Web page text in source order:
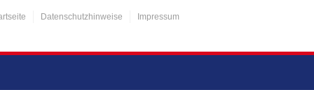
Datenschutzhinweise Impressum